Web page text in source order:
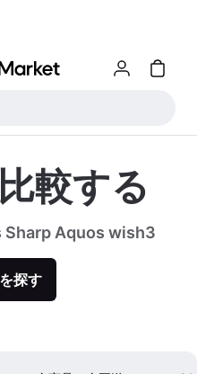
較する
Sharp Aquos wish3
探す